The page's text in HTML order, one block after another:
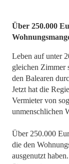
Über 250.000
Leben auf unter
gleichen Zimmer
den Balearen
Jetzt hat die
Vermieter von
unmenschlichen
Über 250.000
die den
ausgenutzt haben.